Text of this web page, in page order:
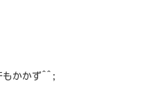
もかかず^^;